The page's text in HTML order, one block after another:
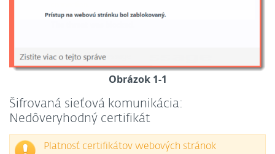
Obrázok 1-1
Šifrovaná sieťová komunikácia:
Nedôveryhodný certifikát
Platnosť certifikátov webových stránok